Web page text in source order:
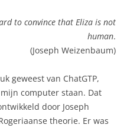
to convince that Eliza is not
human.
(Joseph Weizenbaum)
geweest van ChatGTP,
computer staan. Dat
door Joseph
theorie. Er was